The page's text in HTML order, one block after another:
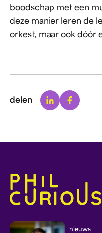
boodschap met een
deze manier leren de
orkest, maar ook dóór
delen LinkedinFacebook
nieuws